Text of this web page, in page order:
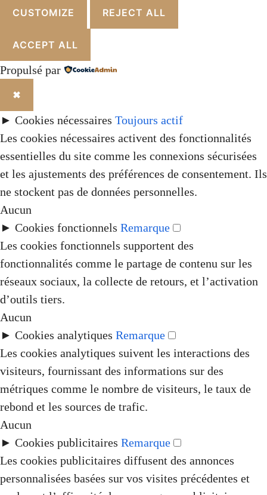
CUSTOMIZE REJECT ALL
ACCEPT ALL
Propulsé par
✖
► Cookies nécessaires Toujours actif
Les cookies nécessaires activent des fonctionnalités
essentielles du site comme les connexions sécurisées
et les ajustements des préférences de consentement. Ils
ne stockent pas de données personnelles.
Aucun
► Cookies fonctionnels Remarque
Les cookies fonctionnels supportent des
fonctionnalités comme le partage de contenu sur les
réseaux sociaux, la collecte de retours, et l’activation
d’outils tiers.
Aucun
► Cookies analytiques Remarque
Les cookies analytiques suivent les interactions des
visiteurs, fournissant des informations sur des
métriques comme le nombre de visiteurs, le taux de
rebond et les sources de trafic.
Aucun
► Cookies publicitaires Remarque
Les cookies publicitaires diffusent des annonces
personnalisées basées sur vos visites précédentes et